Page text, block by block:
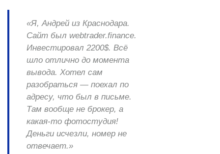
«Я, Андрей из Краснодара.
Сайт был webtrader.finance.
Инвестировал 2200$. Всё
шло отлично до момента
вывода. Хотел сам
разобраться — поехал по
адресу, что был в письме.
Там вообще не брокер, а
какая-то фотостудия!
Деньги исчезли, номер не
отвечает.»